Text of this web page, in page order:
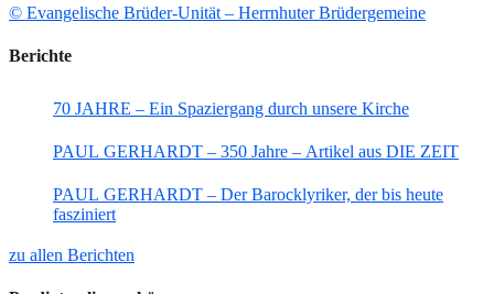
© Evangelische Brüder-Unität – Herrnhuter Brüdergemeine
Berichte
70 JAHRE – Ein Spaziergang durch unsere Kirche
PAUL GERHARDT – 350 Jahre – Artikel aus DIE ZEIT
PAUL GERHARDT – Der Barocklyriker, der bis heute
fasziniert
zu allen Berichten